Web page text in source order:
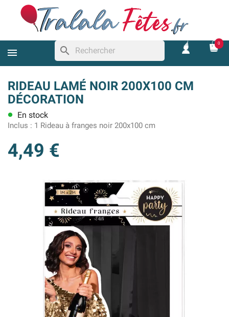
search
0
RIDEAU LAMÉ NOIR 200X100 CM
DÉCORATION
lens En stock
Inclus : 1 Rideau à franges noir 200x100 cm
4,49 €